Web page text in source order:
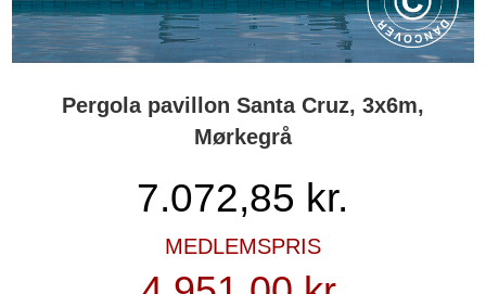
Pergola pavillon Santa Cruz, 3x6m,
Mørkegrå
7.072,85 kr.
MEDLEMSPRIS